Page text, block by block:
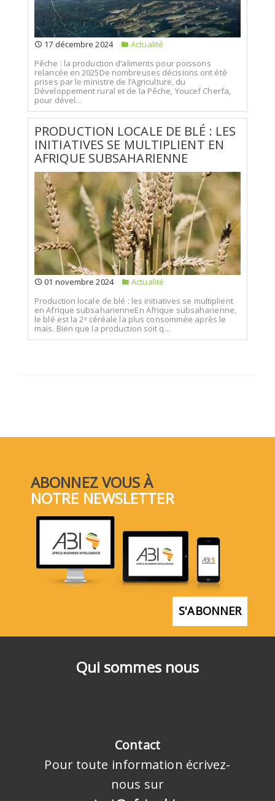
17 décembre 2024
Actualité
Pêche : la production d’aliments pour poissons
relancée en 2025De nombreuses décisions ont été
prises par le ministre de l’Agriculture, du
Développement rural et de la Pêche, Youcef Cherfa,
pour dével...
PRODUCTION LOCALE DE BLÉ : LES
INITIATIVES SE MULTIPLIENT EN
AFRIQUE SUBSAHARIENNE
01 novembre 2024
Actualité
Production locale de blé : les initiatives se multiplient
en Afrique subsaharienneEn Afrique subsaharienne,
le blé est la 2ᵉ céréale la plus consommée après le
maïs. Bien que la production soit q...
Qui sommes nous
Contact
Pour toute information écrivez-
nous sur
ABONNEZ VOUS À
NOTRE NEWSLETTER
S'ABONNER